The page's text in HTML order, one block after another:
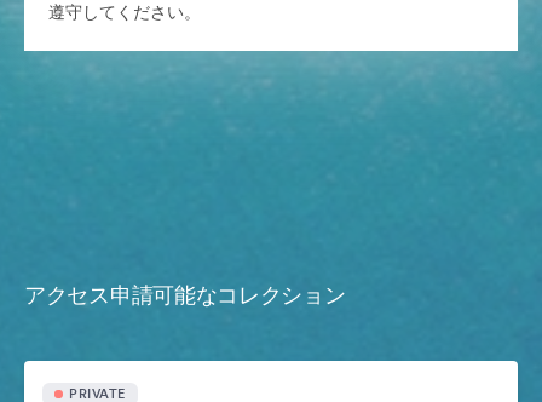
遵守してください。
アクセス申請可能なコレクション
PRIVATE